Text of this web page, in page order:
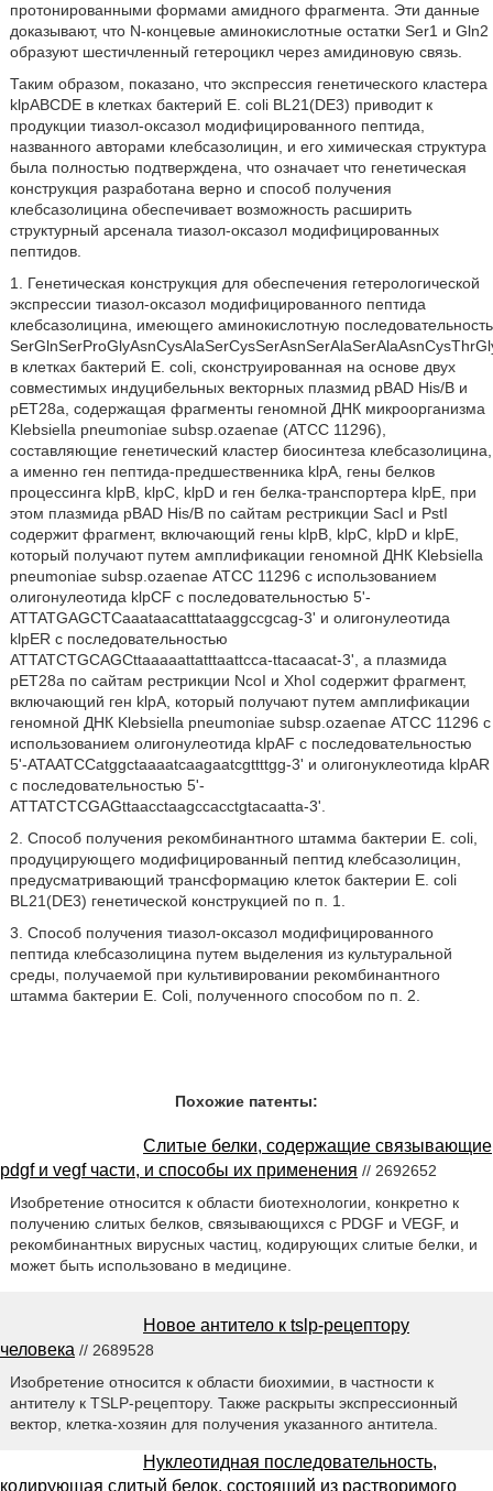
протонированными формами амидного фрагмента. Эти данные
доказывают, что N-концевые аминокислотные остатки Ser1 и Gln2
образуют шестичленный гетероцикл через амидиновую связь.
Таким образом, показано, что экспрессия генетического кластера
klpABCDE в клетках бактерий Е. coli BL21(DE3) приводит к
продукции тиазол-оксазол модифицированного пептида,
названного авторами клебсазолицин, и его химическая структура
была полностью подтверждена, что означает что генетическая
конструкция разработана верно и способ получения
клебсазолицина обеспечивает возможность расширить
структурный арсенала тиазол-оксазол модифицированных
пептидов.
1. Генетическая конструкция для обеспечения гетерологической
экспрессии тиазол-оксазол модифицированного пептида
клебсазолицина, имеющего аминокислотную последовательность
в клетках бактерий Е. coli, сконструированная на основе двух
совместимых индуцибельных векторных плазмид pBAD His/B и
рЕТ28а, содержащая фрагменты геномной ДНК микроорганизма
Klebsiella pneumoniae subsp.ozaenae (АТСС 11296),
составляющие генетический кластер биосинтеза клебсазолицина,
а именно ген пептида-предшественника klpA, гены белков
процессинга klpB, klpC, klpD и ген белка-транспортера klpE, при
этом плазмида pBAD His/B по сайтам рестрикции SacI и PstI
содержит фрагмент, включающий гены klpB, klpC, klpD и klpE,
который получают путем амплификации геномной ДНК Klebsiella
pneumoniae subsp.ozaenae АТСС 11296 с использованием
олигонулеотида klpCF с последовательностью 5'-
ATTATGAGCTCaaataacatttataaggccgcag-3' и олигонулеотида
klpER с последовательностью
ATTATCTGCAGCttaaaaattatttaattcca-ttacaacat-3', а плазмида
рЕТ28а по сайтам рестрикции NcoI и XhoI содержит фрагмент,
включающий ген klpA, который получают путем амплификации
геномной ДНК Klebsiella pneumoniae subsp.ozaenae АТСС 11296 с
использованием олигонулеотида klpAF с последовательностью
5'-ATAATCCatggctaaaatcaagaatcgttttgg-3' и олигонуклеотида klpAR
с последовательностью 5'-
ATTATCTCGAGttaacctaagccacctgtacaatta-3'.
2. Способ получения рекомбинантного штамма бактерии Е. coli,
продуцирующего модифицированный пептид клебсазолицин,
предусматривающий трансформацию клеток бактерии Е. coli
BL21(DE3) генетической конструкцией по п. 1.
3. Способ получения тиазол-оксазол модифицированного
пептида клебсазолицина путем выделения из культуральной
среды, получаемой при культивировании рекомбинантного
штамма бактерии E. Coli, полученного способом по п. 2.
Похожие патенты:
Слитые белки, содержащие связывающие
pdgf и vegf части, и способы их применения // 2692652
Изобретение относится к области биотехнологии, конкретно к
получению слитых белков, связывающихся с PDGF и VEGF, и
рекомбинантных вирусных частиц, кодирующих слитые белки, и
может быть использовано в медицине.
Новое антитело к tslp-рецептору
человека // 2689528
Изобретение относится к области биохимии, в частности к
антителу к TSLP-рецептору. Также раскрыты экспрессионный
вектор, клетка-хозяин для получения указанного антитела.
Нуклеотидная последовательность,
кодирующая слитый белок, состоящий из растворимого